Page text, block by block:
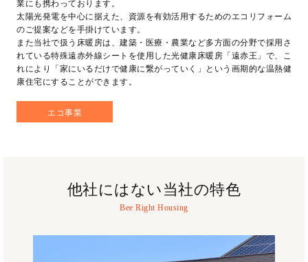
業にも携わっております。
太陽光発電を中心に据えた、資源を有効活用するためのエコリフォーム
のご提案などを手掛けています。
また当社で扱う床暖房は、建築・医療・農業など多方面の分野で採用さ
れている特殊遠赤外線シートを使用した光健康床暖房「遠赤王」で、こ
れにより「家にいるだけで健康に繋がっていく」という画期的な温熱健
康住宅にすることができます。
エコ事業
他社にはない当社の特色